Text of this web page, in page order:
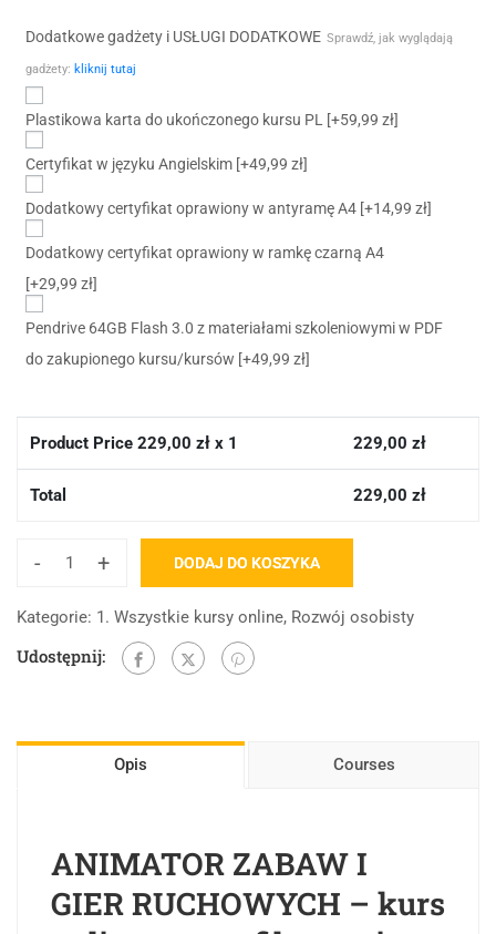
Dodatkowe gadżety i USŁUGI DODATKOWE Sprawdź, jak wyglądają
gadżety: kliknij tutaj
Plastikowa karta do ukończonego kursu PL [+59,99 zł]
Certyfikat w języku Angielskim [+49,99 zł]
Dodatkowy certyfikat oprawiony w antyramę A4 [+14,99 zł]
Dodatkowy certyfikat oprawiony w ramkę czarną A4
[+29,99 zł]
Pendrive 64GB Flash 3.0 z materiałami szkoleniowymi w PDF
do zakupionego kursu/kursów [+49,99 zł]
Product Price229,00 zł x 1 229,00 zł
Total 229,00 zł
- + DODAJ DO KOSZYKA
Kategorie: 1. Wszystkie kursy online, Rozwój osobisty
Udostępnij:
Opis Courses
ANIMATOR ZABAW I
GIER RUCHOWYCH – kurs